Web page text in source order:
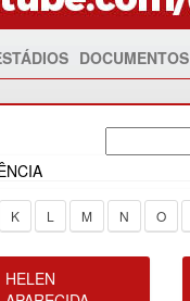
DOCUMENTOS
K L M N O
HELEN